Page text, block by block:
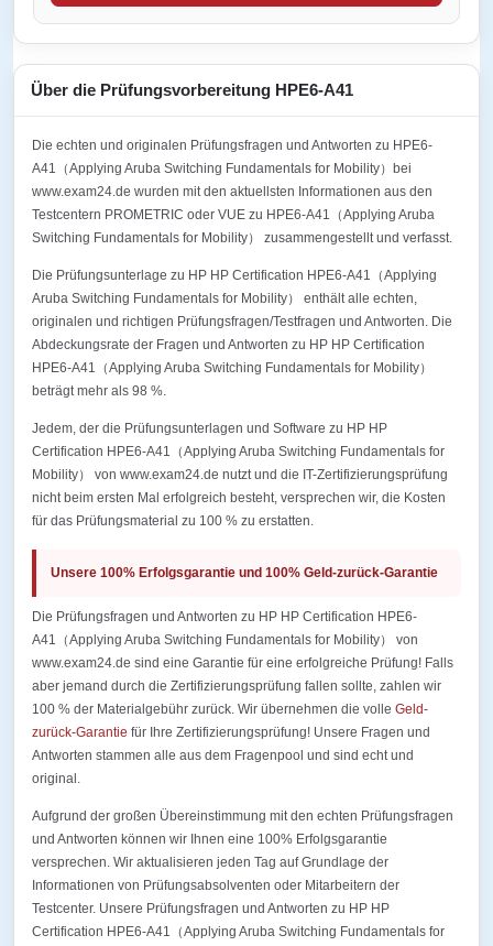
Über die Prüfungsvorbereitung HPE6-A41
Die echten und originalen Prüfungsfragen und Antworten zu HPE6-
A41（Applying Aruba Switching Fundamentals for Mobility）bei
www.exam24.de wurden mit den aktuellsten Informationen aus den
Testcentern PROMETRIC oder VUE zu HPE6-A41（Applying Aruba
Switching Fundamentals for Mobility） zusammengestellt und verfasst.
Die Prüfungsunterlage zu HP HP Certification HPE6-A41（Applying
Aruba Switching Fundamentals for Mobility） enthält alle echten,
originalen und richtigen Prüfungsfragen/Testfragen und Antworten. Die
Abdeckungsrate der Fragen und Antworten zu HP HP Certification
HPE6-A41（Applying Aruba Switching Fundamentals for Mobility）
beträgt mehr als 98 %.
Jedem, der die Prüfungsunterlagen und Software zu HP HP
Certification HPE6-A41（Applying Aruba Switching Fundamentals for
Mobility） von www.exam24.de nutzt und die IT-Zertifizierungsprüfung
nicht beim ersten Mal erfolgreich besteht, versprechen wir, die Kosten
für das Prüfungsmaterial zu 100 % zu erstatten.
Unsere 100% Erfolgsgarantie und 100% Geld-zurück-Garantie
Die Prüfungsfragen und Antworten zu HP HP Certification HPE6-
A41（Applying Aruba Switching Fundamentals for Mobility） von
www.exam24.de sind eine Garantie für eine erfolgreiche Prüfung! Falls
aber jemand durch die Zertifizierungsprüfung fallen sollte, zahlen wir
100 % der Materialgebühr zurück. Wir übernehmen die volle Geld-
zurück-Garantie für Ihre Zertifizierungsprüfung! Unsere Fragen und
Antworten stammen alle aus dem Fragenpool und sind echt und
original.
Aufgrund der großen Übereinstimmung mit den echten Prüfungsfragen
und Antworten können wir Ihnen eine 100% Erfolgsgarantie
versprechen. Wir aktualisieren jeden Tag auf Grundlage der
Informationen von Prüfungsabsolventen oder Mitarbeitern der
Testcenter. Unsere Prüfungsfragen und Antworten zu HP HP
Certification HPE6-A41（Applying Aruba Switching Fundamentals for